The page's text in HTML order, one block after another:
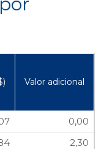
Valor adicional
0,00
2,30